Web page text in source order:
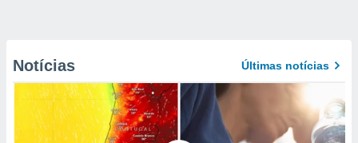
Notícias Últimas notícias